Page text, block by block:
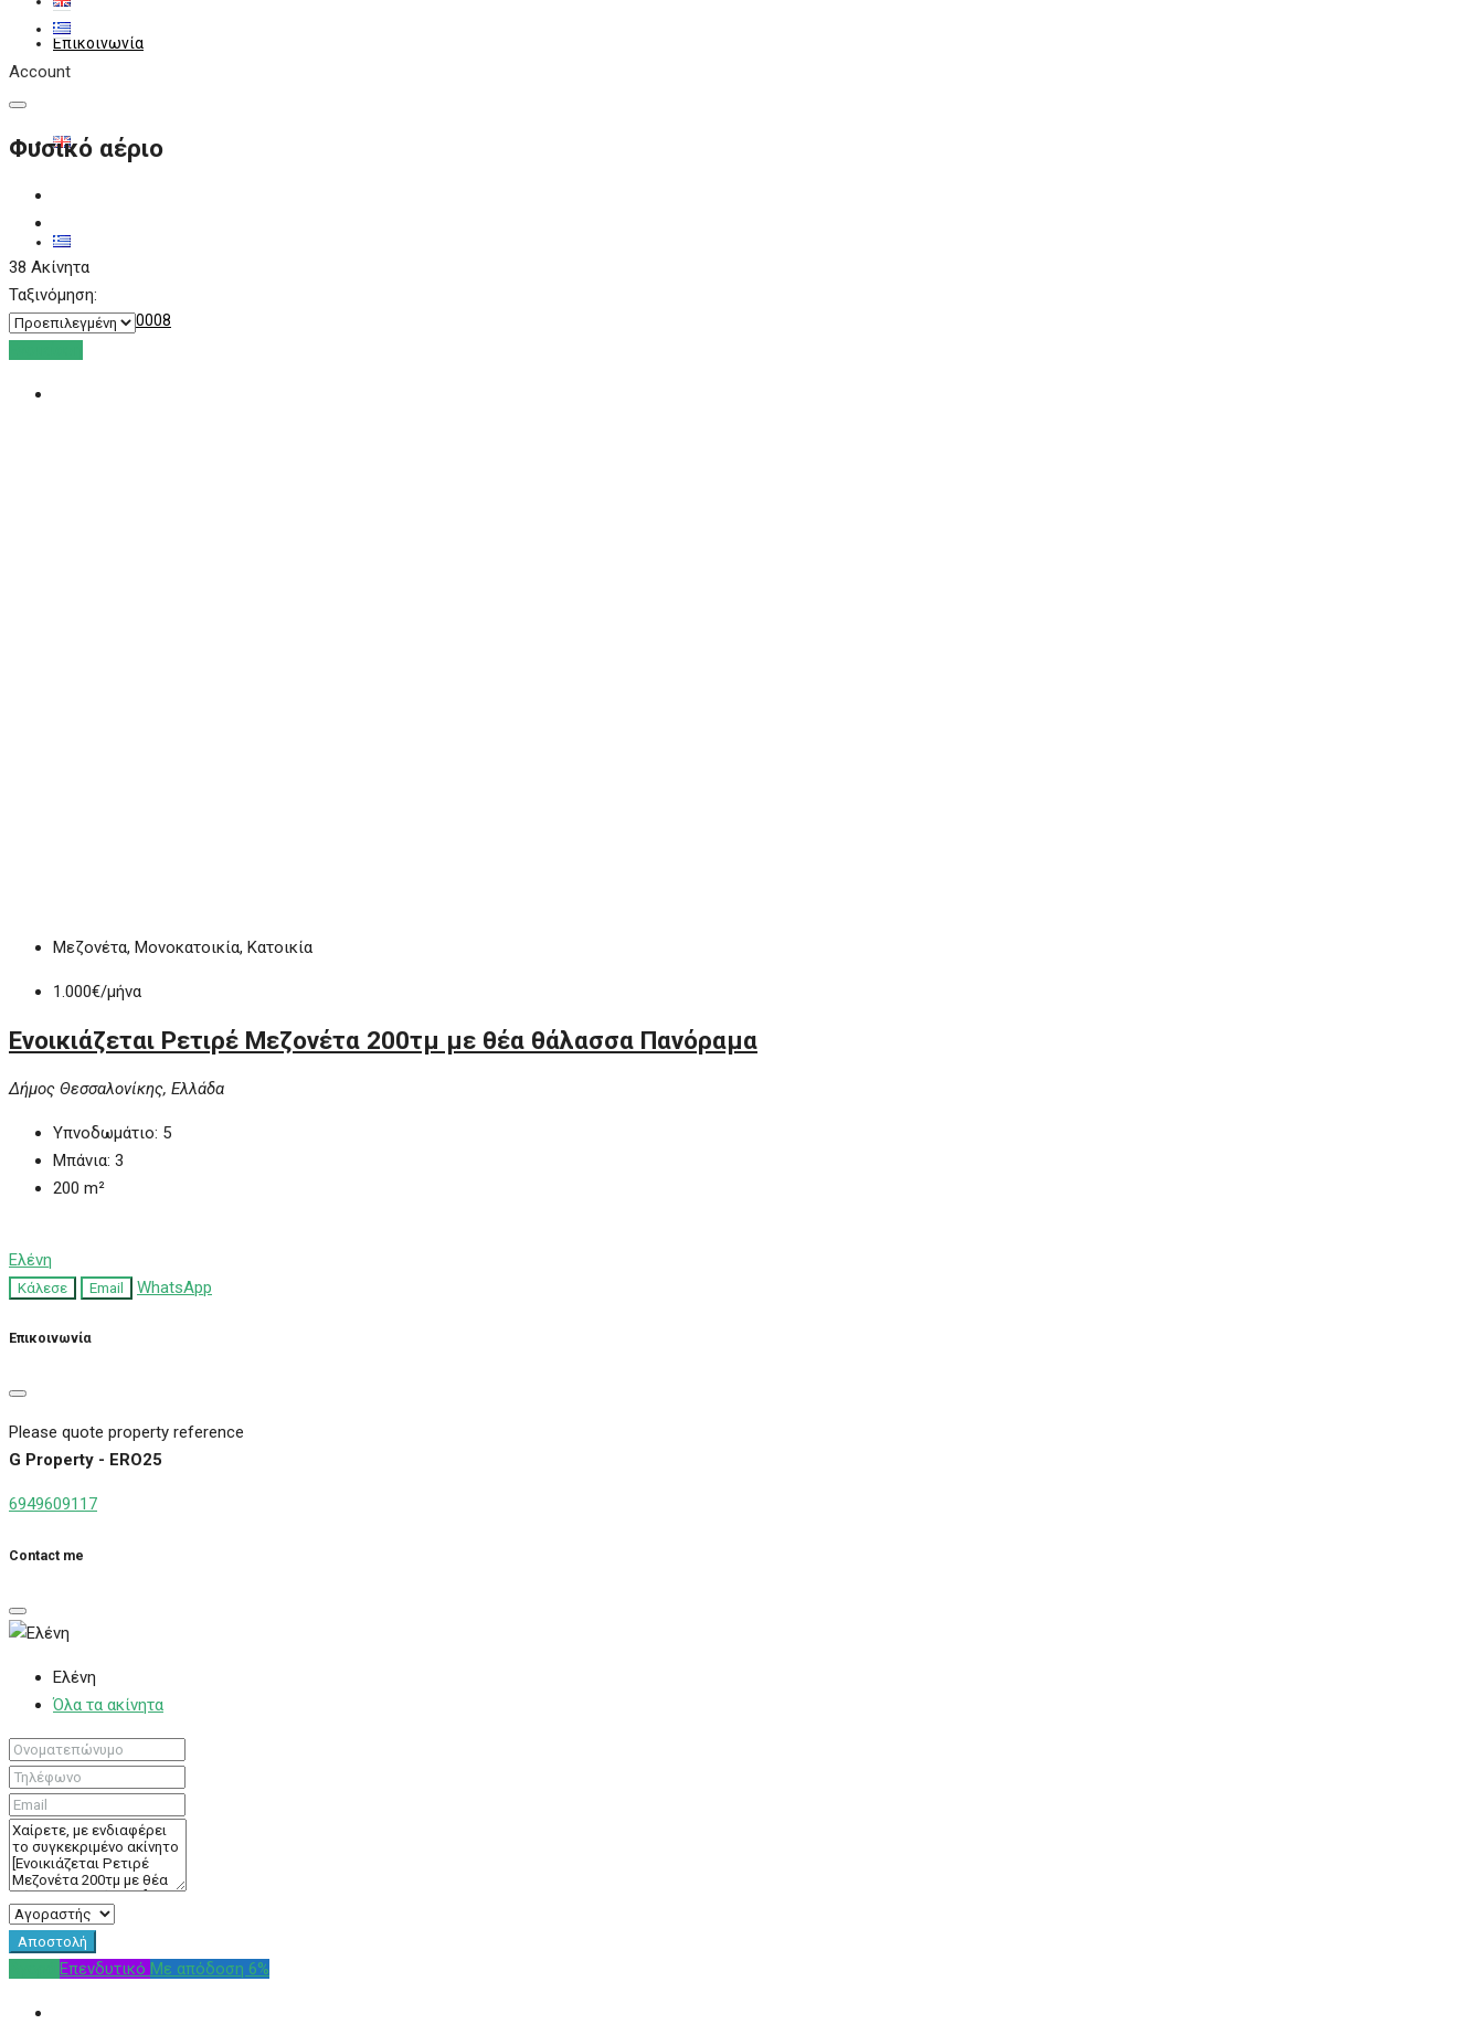
Επικοινωνία
+30 6909280008
Account
Φυσικό αέριο
38 Ακίνητα
Ταξινόμηση:
Μεζονέτα, Μονοκατοικία, Κατοικία
1.000€/μήνα
Ενοικιάζεται Ρετιρέ Μεζονέτα 200τμ με θέα θάλασσα Πανόραμα
Δήμος Θεσσαλονίκης, Ελλάδα
Υπνοδωμάτιο: 5
Μπάνια: 3
200 m²
Ελένη
Κάλεσε Email WhatsApp
Επικοινωνία
Please quote property reference
G Property - ERO25
6949609117
Contact me
Ελένη
Όλα τα ακίνητα
Αποστολή
Επενδυτικό Με απόδοση 6%